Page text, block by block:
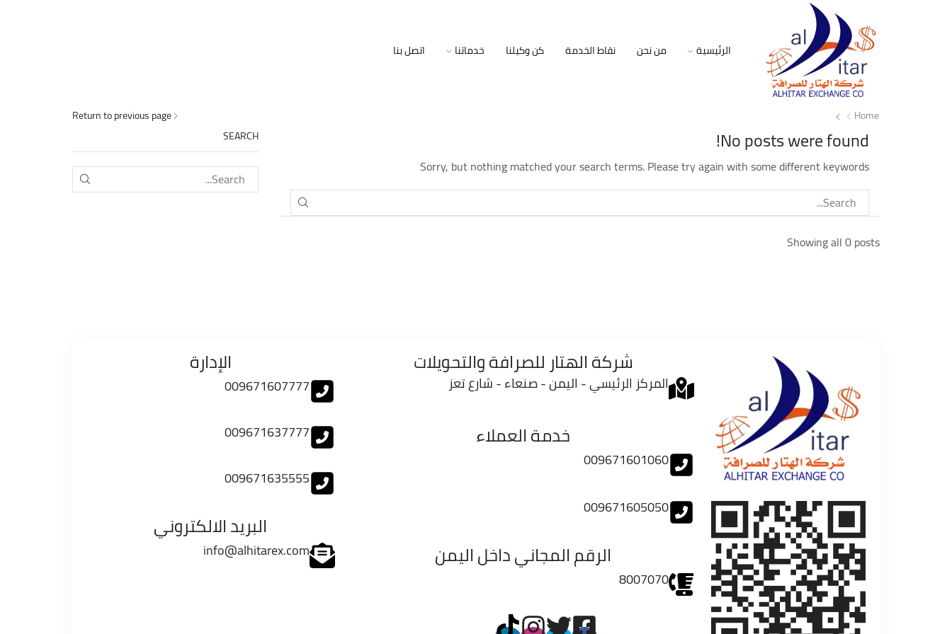
الرئيسية من نحن نقاط الخدمة كن وكيلنا خدماتنا اتصل بنا
Return to previous page Home
No posts were found!
Sorry, but nothing matched your search terms. Please try again with some different keywords
SEARCH
Showing all 0 posts
SEARCH
SEARCH
شركة الهتار للصرافة والتحويلات
المركز الرئيسي - اليمن - صنعاء - شارع تعز
خدمة العملاء
009671601060
009671605050
الرقم المجاني داخل اليمن
8007070
الإدارة
009671607777
009671637777
009671635555
البريد الالكتروني
info@alhitarex.com